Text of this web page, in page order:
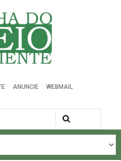
Meio Ambiente
ANUNCIE WEBMAIL